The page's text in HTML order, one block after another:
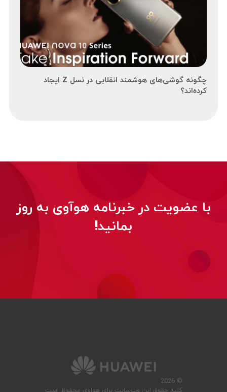
چگونه گوشی‌های هوشمند انقلابی در نسل Z ایجاد
کرده‌اند؟
با عضویت در خبرنامه هوآوی به روز
بمانید!
© 2026